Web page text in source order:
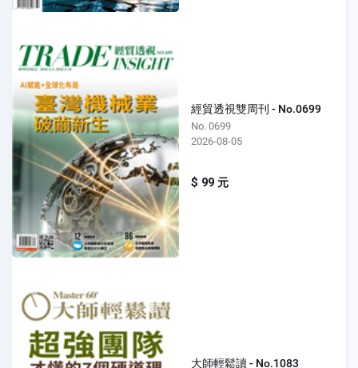
經貿透視雙周刊 - No.0699
No. 0699
2026-08-05
$ 99 元
大師輕鬆讀 - No.1083